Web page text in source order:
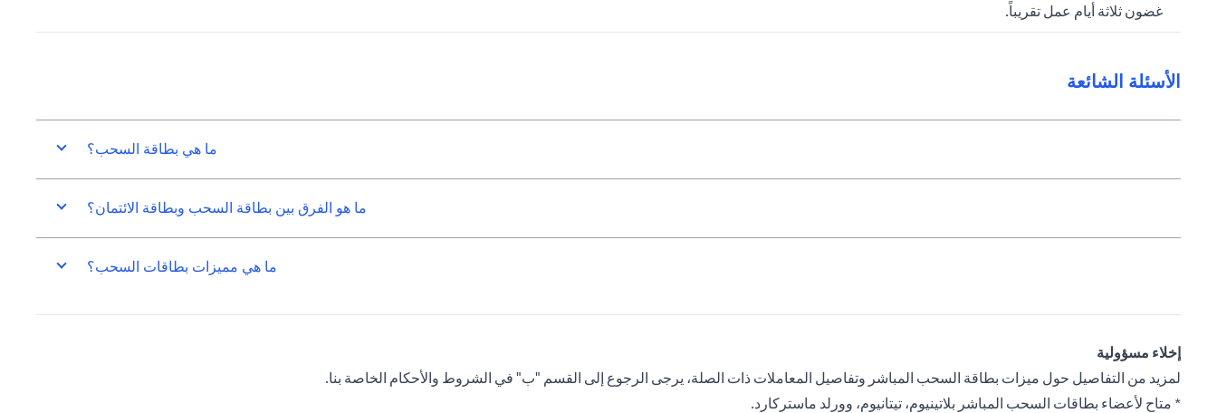
غضون ثلاثة أيام عمل تقريباً.
الأسئلة الشائعة
ما هي بطاقة السحب؟
ما هو الفرق بين بطاقة السحب وبطاقة الائتمان؟
ما هي مميزات بطاقات السحب؟
إخلاء مسؤولية
لمزيد من التفاصيل حول ميزات بطاقة السحب المباشر وتفاصيل المعاملات ذات الصلة، يرجى الرجوع إلى القسم "ب" في الشروط والأحكام الخاصة بنا.
* متاح لأعضاء بطاقات السحب المباشر بلاتينيوم، تيتانيوم، وورلد ماستركارد.